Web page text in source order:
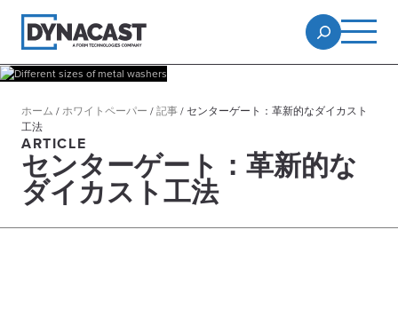
ホーム /ホワイトペーパー /記事/ センターゲート：革新的なダイカスト
工法
ARTICLE
センターゲート：革新的な
ダイカスト工法